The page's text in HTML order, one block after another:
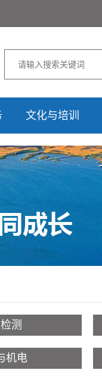
文化与培训
测
机电